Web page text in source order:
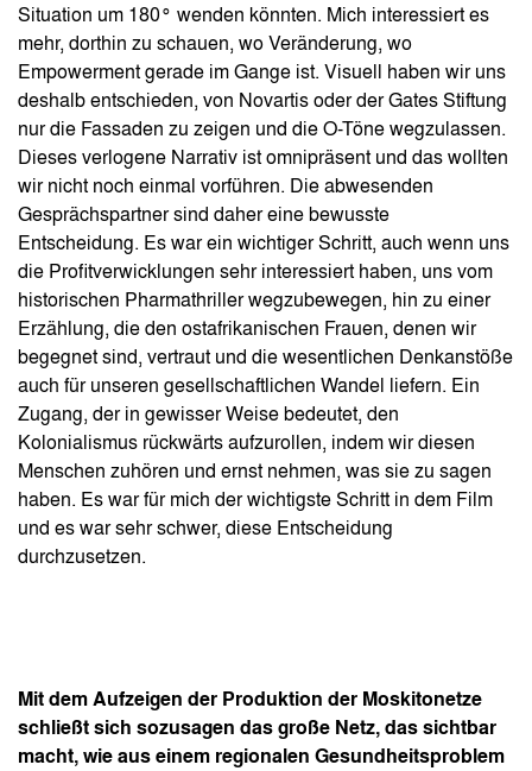
Situation um 180° wenden könnten. Mich interessiert es
mehr, dorthin zu schauen, wo Veränderung, wo
Empowerment gerade im Gange ist. Visuell haben wir uns
deshalb entschieden, von Novartis oder der Gates Stiftung
nur die Fassaden zu zeigen und die O-Töne wegzulassen.
Dieses verlogene Narrativ ist omnipräsent und das wollten
wir nicht noch einmal vorführen. Die abwesenden
Gesprächspartner sind daher eine bewusste
Entscheidung. Es war ein wichtiger Schritt, auch wenn uns
die Profitverwicklungen sehr interessiert haben, uns vom
historischen Pharmathriller wegzubewegen, hin zu einer
Erzählung, die den ostafrikanischen Frauen, denen wir
begegnet sind, vertraut und die wesentlichen Denkanstöße
auch für unseren gesellschaftlichen Wandel liefern. Ein
Zugang, der in gewisser Weise bedeutet, den
Kolonialismus rückwärts aufzurollen, indem wir diesen
Menschen zuhören und ernst nehmen, was sie zu sagen
haben. Es war für mich der wichtigste Schritt in dem Film
und es war sehr schwer, diese Entscheidung
durchzusetzen.
Mit dem Aufzeigen der Produktion der Moskitonetze
schließt sich sozusagen das große Netz, das sichtbar
macht, wie aus einem regionalen Gesundheitsproblem